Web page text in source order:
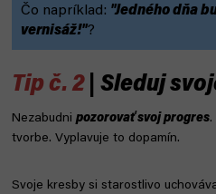
Čo napríklad: "Jedného dňa
vernisáž!"?
Tip č. 2 | Sleduj
Nezabudni pozorovať svoj progres.
tvorbe. Vyplavuje to dopamín.
Svoje kresby si starostlivo